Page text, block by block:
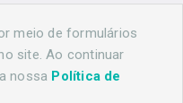
8883
meio de formulários
site. Ao continuar
nossa Política de